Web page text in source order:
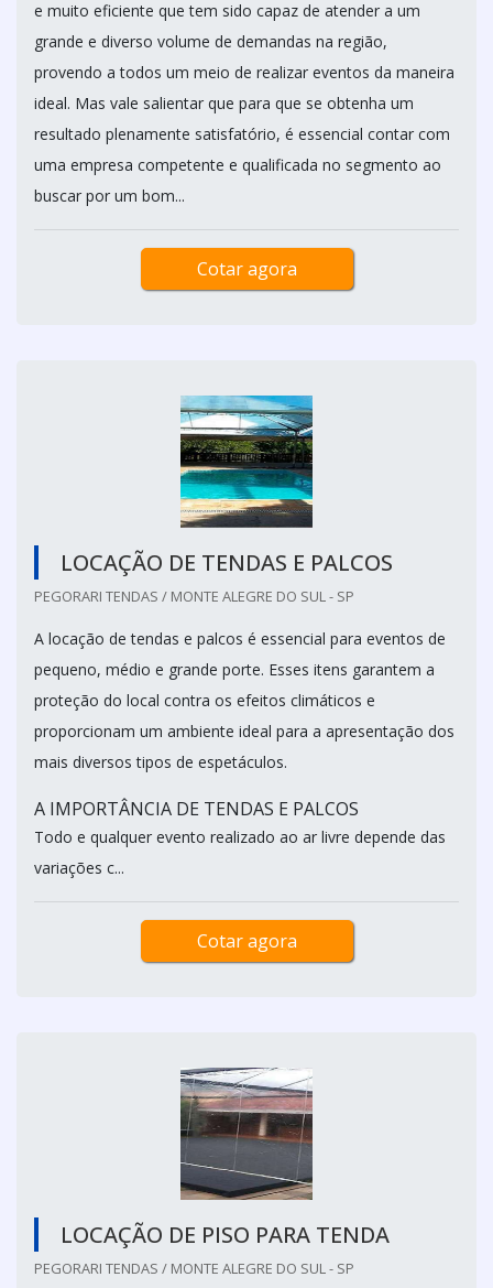
e muito eficiente que tem sido capaz de atender a um
grande e diverso volume de demandas na região,
provendo a todos um meio de realizar eventos da maneira
ideal. Mas vale salientar que para que se obtenha um
resultado plenamente satisfatório, é essencial contar com
uma empresa competente e qualificada no segmento ao
buscar por um bom...
Cotar agora
LOCAÇÃO DE TENDAS E PALCOS
PEGORARI TENDAS / MONTE ALEGRE DO SUL - SP
A locação de tendas e palcos é essencial para eventos de
pequeno, médio e grande porte. Esses itens garantem a
proteção do local contra os efeitos climáticos e
proporcionam um ambiente ideal para a apresentação dos
mais diversos tipos de espetáculos.
A IMPORTÂNCIA DE TENDAS E PALCOS
Todo e qualquer evento realizado ao ar livre depende das
variações c...
Cotar agora
LOCAÇÃO DE PISO PARA TENDA
PEGORARI TENDAS / MONTE ALEGRE DO SUL - SP